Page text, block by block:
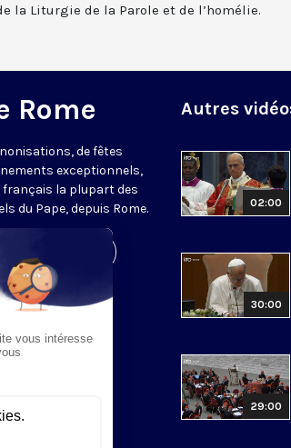
la Liturgie de la Parole et de l’homélie.
Rome
de fêtes
exceptionnels,
français la plupart des
du Pape, depuis Rome.
de l'émission
Autres
02:00
30:00
29:00